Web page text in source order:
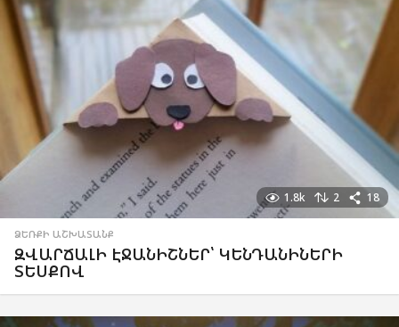
1.8k 2 18
ՁԵՌՔԻ ԱՇԽԱՏԱՆՔ
ԶՎԱՐՃԱԼԻ ԷՋԱՆԻՇՆԵՐ՝ ԿԵՆԴԱՆԻՆԵՐԻ
ՏԵՍՔՈՎ